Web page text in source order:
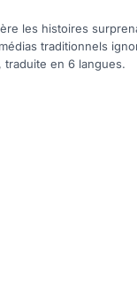
les histoires
traditionnels
traduite en 6 langues.